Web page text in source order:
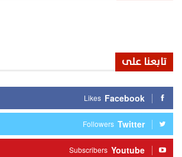
تابعنا على
Facebook
Likes
Twitter
Followers
Youtube
Subscribers